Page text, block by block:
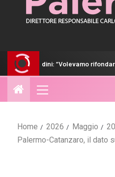
“Volevamo rifondare il calcio
Home 2026 Maggio
20
Palermo-Catanzaro, il dato